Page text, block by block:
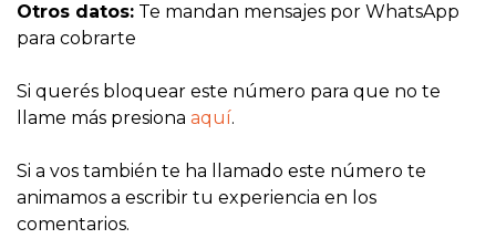
Otros datos: Te mandan mensajes por WhatsApp
para cobrarte
Si querés bloquear este número para que no te
llame más presiona aquí.
Si a vos también te ha llamado este número te
animamos a escribir tu experiencia en los
comentarios.